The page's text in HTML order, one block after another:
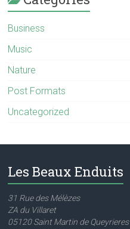
Business
Music
Nature
Post Formats
Uncategorized
Les Beaux Enduits
31 Rue des Mélèzes
ZA du Villaret
05120 Saint Martin de Queyrieres